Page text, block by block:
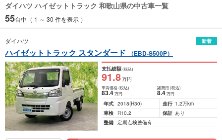
ダイハツ ハイゼットトラック 和歌山県の中古車一覧
55台中（ 1 ～ 30 件を表示 ）
ダイハツ 新着
ハイゼットトラック スタンダード （EBD-S500P）
支払総額(税込)
91.8万円
車両価格(税込)
83.4万円
諸費用 (税込)
8.4 万円
年式 2018(H30) 走行 1.2万km
車検
R10.2 保証 あり
整備 定期点検整備有